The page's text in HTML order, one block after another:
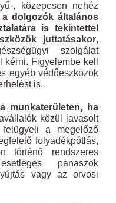
, közepesen nehéz
dolgozók általános
is tekintettel
juttatásakor,
szolgálat
Figyelembe kell
egyéb védőeszközök
is.
munkaterületen, ha
közül javasolt
a megelőző
folyadékpótlás,
történő rendszeres
panaszok
vagy az orvosi